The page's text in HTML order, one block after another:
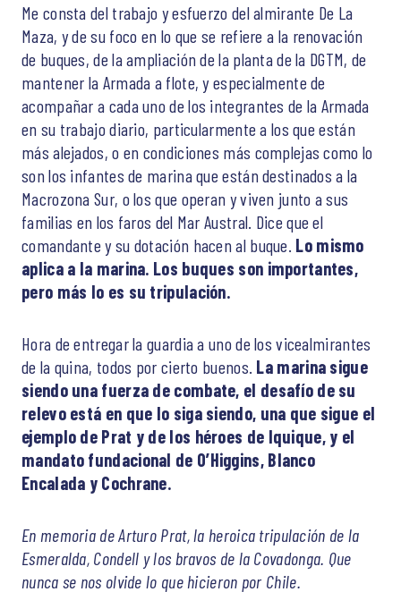
Me consta del trabajo y esfuerzo del almirante De La
Maza, y de su foco en lo que se refiere a la renovación
de buques, de la ampliación de la planta de la DGTM, de
mantener la Armada a flote, y especialmente de
acompañar a cada uno de los integrantes de la Armada
en su trabajo diario, particularmente a los que están
más alejados, o en condiciones más complejas como lo
son los infantes de marina que están destinados a la
Macrozona Sur, o los que operan y viven junto a sus
familias en los faros del Mar Austral. Dice que el
comandante y su dotación hacen al buque. Lo mismo
aplica a la marina. Los buques son importantes,
pero más lo es su tripulación.
Hora de entregar la guardia a uno de los vicealmirantes
de la quina, todos por cierto buenos. La marina sigue
siendo una fuerza de combate, el desafío de su
relevo está en que lo siga siendo, una que sigue el
ejemplo de Prat y de los héroes de Iquique, y el
mandato fundacional de O’Higgins, Blanco
Encalada y Cochrane.
En memoria de Arturo Prat, la heroica tripulación de la
Esmeralda, Condell y los bravos de la Covadonga. Que
nunca se nos olvide lo que hicieron por Chile.